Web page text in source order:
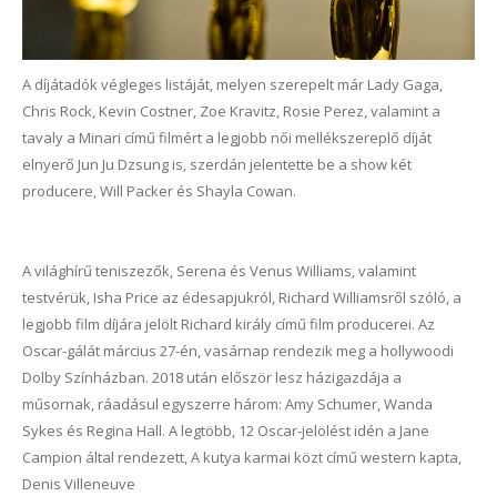
A díjátadók végleges listáját, melyen szerepelt már Lady Gaga,
Chris Rock, Kevin Costner, Zoe Kravitz, Rosie Perez, valamint a
tavaly a Minari című filmért a legjobb női mellékszereplő díját
elnyerő Jun Ju Dzsung is, szerdán jelentette be a show két
producere, Will Packer és Shayla Cowan.
A világhírű teniszezők, Serena és Venus Williams, valamint
testvérük, Isha Price az édesapjukról, Richard Williamsről szóló, a
legjobb film díjára jelölt Richard király című film producerei. Az
Oscar-gálát március 27-én, vasárnap rendezik meg a hollywoodi
Dolby Színházban. 2018 után először lesz házigazdája a
műsornak, ráadásul egyszerre három: Amy Schumer, Wanda
Sykes és Regina Hall. A legtöbb, 12 Oscar-jelölést idén a Jane
Campion által rendezett, A kutya karmai közt című western kapta,
Denis Villeneuve